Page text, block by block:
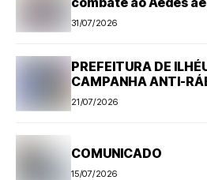
31/07/2026
PREFEITURA DE
CAMPANHA ANTI-
PROGRAMAÇÃO
21/07/2026
COMUNICADO
15/07/2026